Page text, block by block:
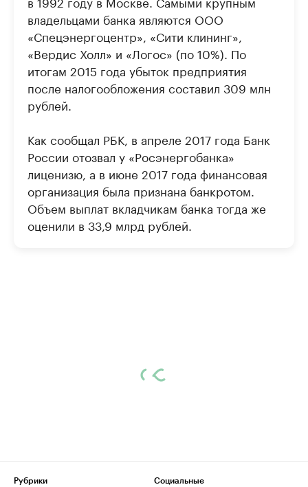
владельцами банка являются ООО
«Спецэнергоцентр», «Сити клининг»,
«Вердис Холл» и «Логос» (по 10%). По
итогам 2015 года убыток предприятия
после налогообложения составил 309 млн
рублей.
Как сообщал РБК, в апреле 2017 года Банк
России отозвал у «Росэнергобанка»
лиценизю, а в июне 2017 года финансовая
организация была признана банкротом.
Объем выплат вкладчикам банка тогда же
оценили в 33,9 млрд рублей.
Рубрики
Социальные